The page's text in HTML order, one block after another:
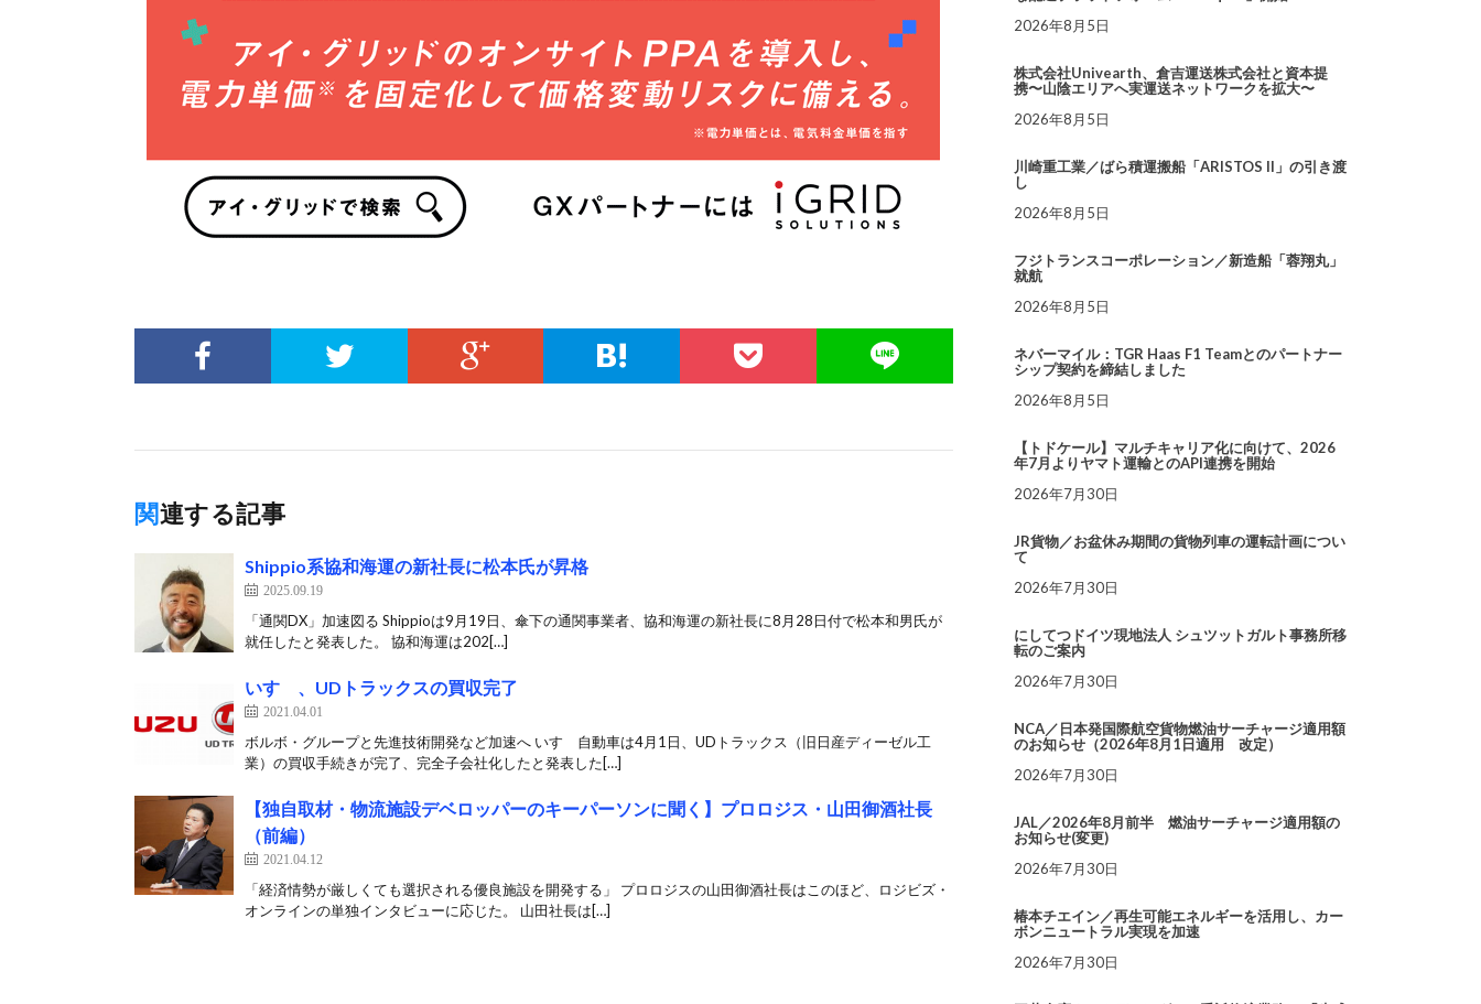
関連する記事
Shippio系協和海運の新社長に松本氏が昇格
2025.09.19
「通関DX」加速図る Shippioは9月19日、傘下の通関事業者、協和海運の新社長に8月28日付で松本和男氏が
就任したと発表した。 協和海運は202[…]
いすゞ、UDトラックスの買収完了
2021.04.01
ボルボ・グループと先進技術開発など加速へ いすゞ自動車は4月1日、UDトラックス（旧日産ディーゼル工
業）の買収手続きが完了、完全子会社化したと発表した[…]
【独自取材・物流施設デベロッパーのキーパーソンに聞く】プロロジス・山田御酒社長
（前編）
2021.04.12
「経済情勢が厳しくても選択される優良施設を開発する」 プロロジスの山田御酒社長はこのほど、ロジビズ・
オンラインの単独インタビューに応じた。 山田社長は[…]
2026年8月5日
株式会社Univearth、倉吉運送株式会社と資本提
携〜山陰エリアへ実運送ネットワークを拡大〜
2026年8月5日
川崎重工業／ばら積運搬船「ARISTOS II」の引き渡
し
2026年8月5日
フジトランスコーポレーション／新造船「蓉翔丸」
就航
2026年8月5日
ネバーマイル：TGR Haas F1 Teamとのパートナー
シップ契約を締結しました
2026年8月5日
【トドケール】マルチキャリア化に向けて、2026
年7月よりヤマト運輸とのAPI連携を開始
2026年7月30日
JR貨物／お盆休み期間の貨物列車の運転計画につい
て
2026年7月30日
にしてつドイツ現地法人 シュツットガルト事務所移
転のご案内
2026年7月30日
NCA／日本発国際航空貨物燃油サーチャージ適用額
のお知らせ（2026年8月1日適用 改定）
2026年7月30日
JAL／2026年8月前半 燃油サーチャージ適用額の
お知らせ(変更)
2026年7月30日
椿本チエイン／再生可能エネルギーを活用し、カー
ボンニュートラル実現を加速
2026年7月30日